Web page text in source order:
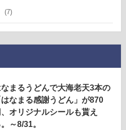
(7)
まるうどんで大海老天3本の
はなまる感謝うどん」が870
、オリジナルシールも貰え
～8/31。